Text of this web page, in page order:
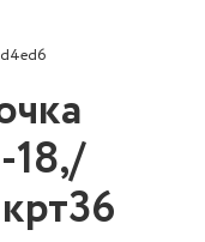
18,/